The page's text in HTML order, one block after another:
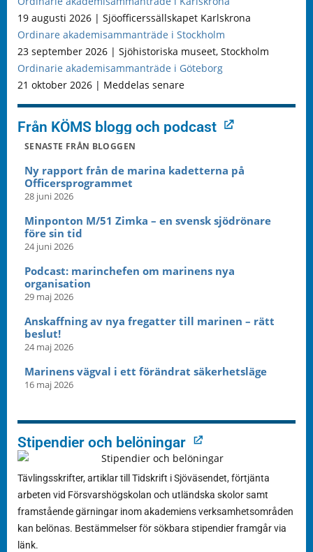
19 augusti 2026 | Sjöofficerssällskapet Karlskrona
Ordinare akademisammanträde i Stockholm
23 september 2026 | Sjöhistoriska museet, Stockholm
Ordinarie akademisammanträde i Göteborg
21 oktober 2026 | Meddelas senare
Från KÖMS blogg och podcast
SENASTE FRÅN BLOGGEN
Ny rapport från de marina kadetterna på
Officersprogrammet
28 juni 2026
Minponton M/51 Zimka – en svensk sjödrönare
före sin tid
24 juni 2026
Podcast: marinchefen om marinens nya
organisation
29 maj 2026
Anskaffning av nya fregatter till marinen – rätt
beslut!
24 maj 2026
Marinens vägval i ett förändrat säkerhetsläge
16 maj 2026
Stipendier och belöningar
Tävlingsskrifter, artiklar till Tidskrift i Sjöväsendet, förtjänta
arbeten vid Försvarshögskolan och utländska skolor samt
framstående gärningar inom akademiens verksamhetsområden
kan belönas. Bestämmelser för sökbara stipendier framgår via
länk.